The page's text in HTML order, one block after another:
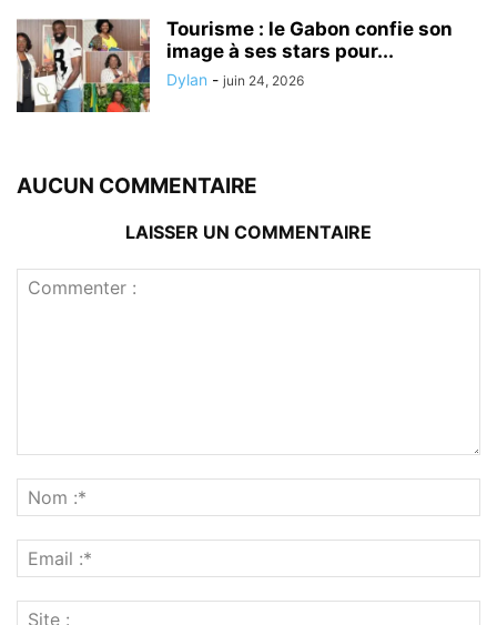
Tourisme : le Gabon confie son
image à ses stars pour...
Dylan - juin 24, 2026
AUCUN COMMENTAIRE
LAISSER UN COMMENTAIRE